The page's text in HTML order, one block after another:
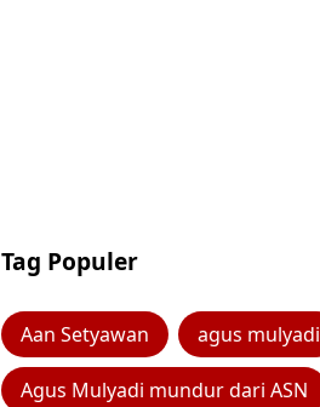
Tag Populer
Aan Setyawan agus mulyadi
Agus Mulyadi mundur dari ASN